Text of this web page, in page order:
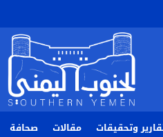
وتحقيقات مقالات صحافة